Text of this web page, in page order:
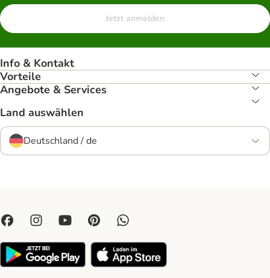
Jetzt anmelden
Info & Kontakt
Vorteile
Angebote & Services
Land auswählen
Deutschland / de